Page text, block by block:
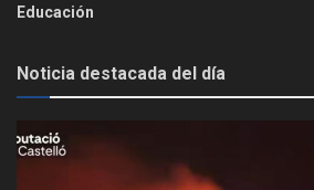
Educación
Noticia destacada del día